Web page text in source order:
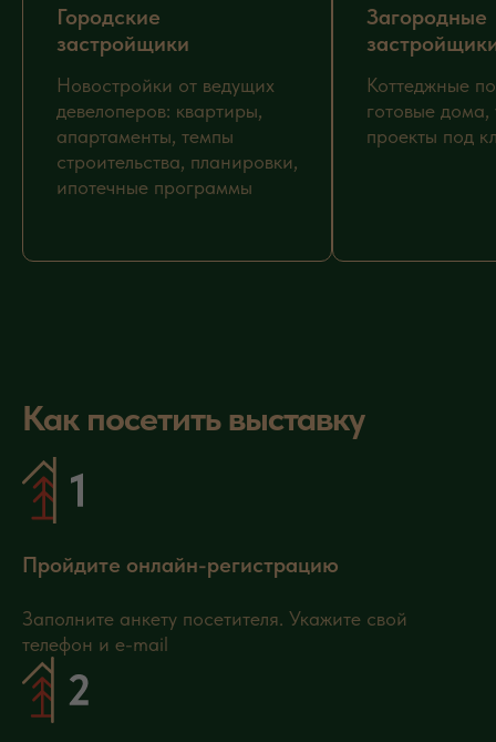
Городские
застройщики
Новостройки от ведущих
девелоперов: квартиры,
апартаменты, темпы
строительства, планировки,
ипотечные программы
Загородные
Коттеджные
готовые дома,
проекты под
Как посетить выставку
Пройдите онлайн-регистрацию
Заполните анкету посетителя. Укажите свой
телефон и e-mail